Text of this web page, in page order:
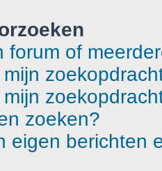
forum of
zoeken?
eigen berichten